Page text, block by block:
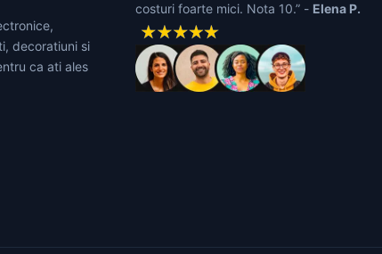
decoratiuni si
ca ati ales
costuri foarte mici. Nota 10.” - Elena P.